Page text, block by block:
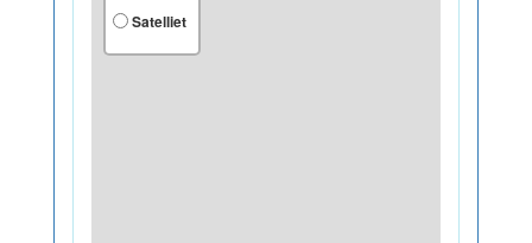
Satelliet